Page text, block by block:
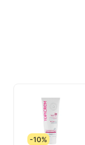
Chișinău
-10%